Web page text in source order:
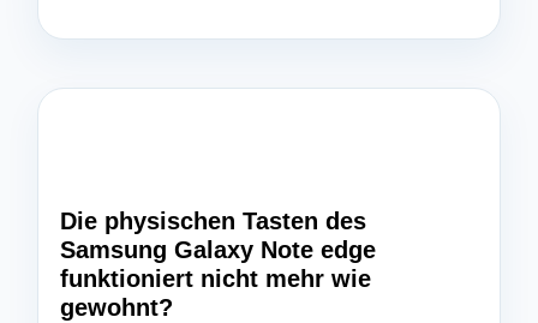
Die physischen Tasten des
Samsung Galaxy Note edge
funktioniert nicht mehr wie
gewohnt?